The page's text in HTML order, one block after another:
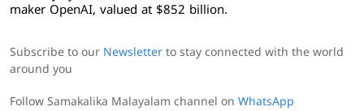
maker OpenAI, valued at $852 billion.
Subscribe to our Newsletter to stay connected with the world
around you
Follow Samakalika Malayalam channel on WhatsApp